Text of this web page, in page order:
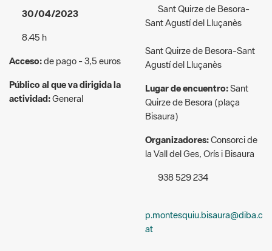
Acceso:de pago - 3,5 euros
Público al que va dirigida la
actividad:
Sant Quirze de Besora-Sant
Agustí del Lluçanès
Lugar de encuentro:
Sant
Quirze de Besora (plaça
Bisaura)
Organizadores:
Consorci de
la Vall del Ges, Orís i Bisaura
938 529 234
p.montesquiu.bisaura@diba.c